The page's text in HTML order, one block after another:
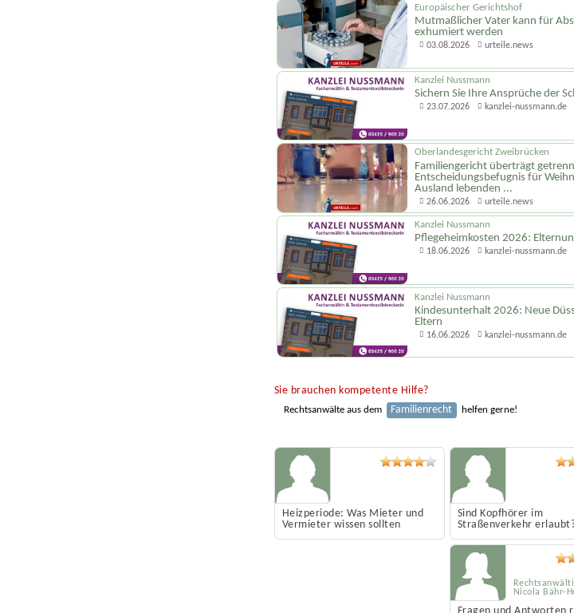
Europäischer Gerichtshof
Mutmaßlicher Vater kann für
exhumiert werden
03.08.2026 urteile.news
Kanzlei Nussmann
Sichern Sie Ihre Ansprüche der
23.07.2026 kanzlei-nussmann.de
Oberlandesgericht Zweibrücken
Familiengericht überträgt
Entscheidungs­befugnis für
Ausland lebenden ...
26.06.2026 urteile.news
Kanzlei Nussmann
Pflegeheimkosten 2026:
18.06.2026 kanzlei-nussmann.de
Kanzlei Nussmann
Kindesunterhalt 2026: Neue
Eltern
16.06.2026 kanzlei-nussmann.de
Sie brauchen kompetente Hilfe?
Rechtsanwälte aus dem Familienrecht helfen gerne!
Heizperiode: Was Mieter und
Vermieter wissen sollten
Sind Kopfhörer im
Straßenverkehr
Nicola Bähr-